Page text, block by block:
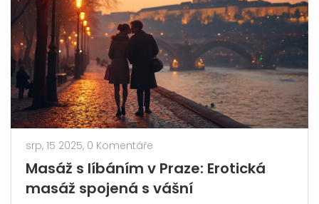
srp, 15 2025, 0 Komentáře
Masáž s líbáním v Praze: Erotická
masáž spojená s vášní